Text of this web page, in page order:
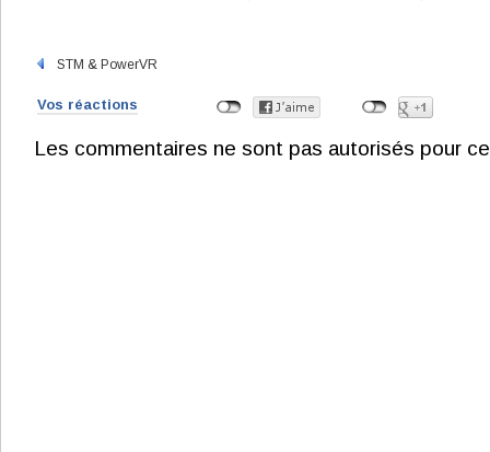
STM & PowerVR
Vos réactions
Les commentaires ne sont pas autorisés pour